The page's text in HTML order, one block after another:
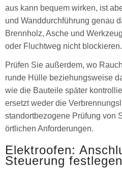
aus kann bequem wirken, ist
und Wanddurchführung genau
Brennholz, Asche und
oder Fluchtweg nicht blockieren.
Prüfen Sie außerdem, wo
runde Hülle beziehungsweise
wie die Bauteile später
ersetzt weder die
standortbezogene Prüfung von
örtlichen Anforderungen.
Elektroofen:
Steuerung festlegen